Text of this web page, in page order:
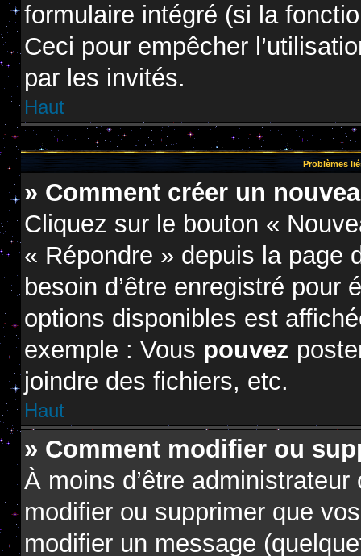
formulaire intégré (si la
Ceci pour empêcher
par les invités.
Haut
Problèmes
» Comment créer un
Cliquez sur le bouton «
« Répondre » depuis la page
besoin d’être enregistré
options disponibles est
exemple : Vous pouvez
joindre des fichiers, etc.
Haut
» Comment modifier ou
À moins d’être
modifier ou supprimer que
modifier un message